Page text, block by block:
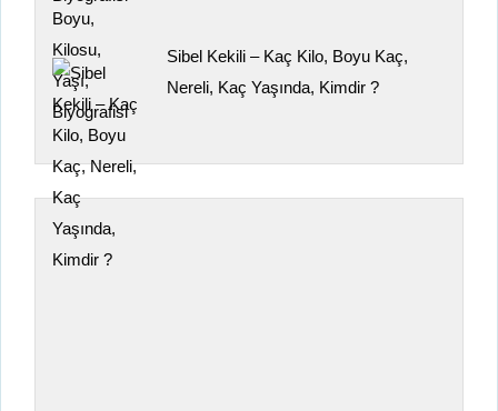
Sibel Kekili – Kaç Kilo, Boyu Kaç,
Nereli, Kaç Yaşında, Kimdir ?